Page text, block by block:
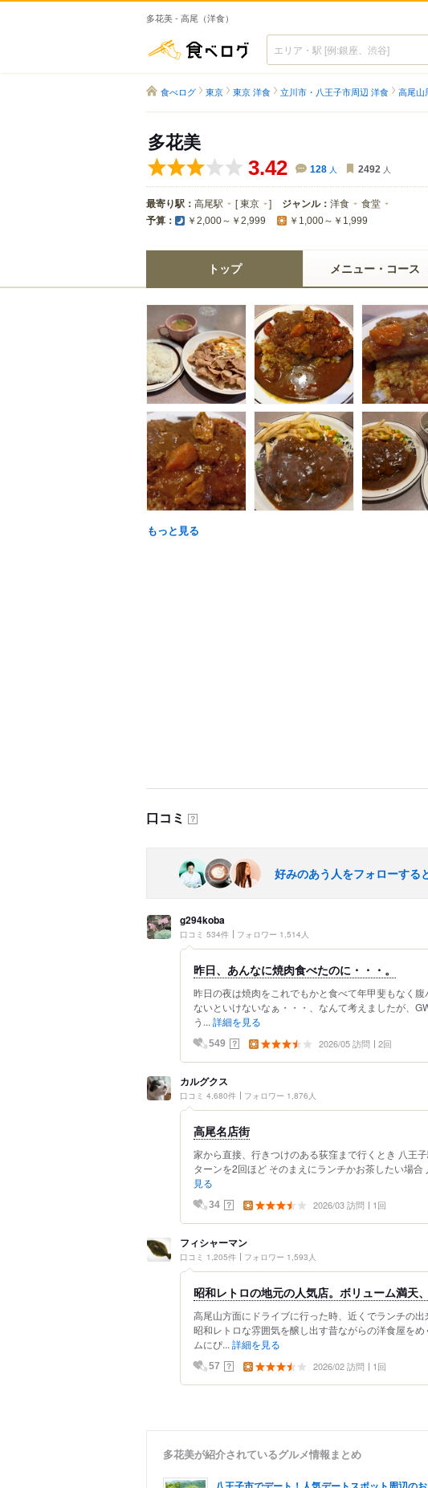
多花美 - 高尾（洋食）
食べログ
食べログ 東京 東京 洋食 立川市・八王子市周辺 洋食 高尾山
多花美
3.42 128 人 2492 人
最寄り駅： 高尾駅 [東京 ] ジャンル： 洋食 食堂
予算： ￥2,000～￥2,999 ￥1,000～￥1,999
トップ メニュー・コース
もっと見る
口コミ ？
好みのあう人をフォローする
g294koba
口コミ 534件 フォロワー 1,514人
昨日、あんなに焼肉食べたのに・・・。
昨日の夜は焼肉をこれでもかと食べて年甲斐もなく
ないといけないなぁ・・・、なんて考えましたが、
う... 詳細を見る
549 ？ 2026/05 訪問 2回
カルグクス
口コミ 4,680件 フォロワー 1,876人
高尾名店街
家から直接、行きつけのある荻窪まで行くとき 八王
ターンを2回ほど そのまえにランチかお茶したい場合
見る
34 ？ 2026/03 訪問 1回
フィシャーマン
口コミ 1,205件 フォロワー 1,593人
昭和レトロの地元の人気店。ボリューム満天
高尾山方面にドライブに行った時、近くでランチの出
昭和レトロな雰囲気を醸し出す昔ながらの洋食屋を
ムにぴ... 詳細を見る
57 ？ 2026/02 訪問 1回
多花美が紹介されているグルメ情報まとめ